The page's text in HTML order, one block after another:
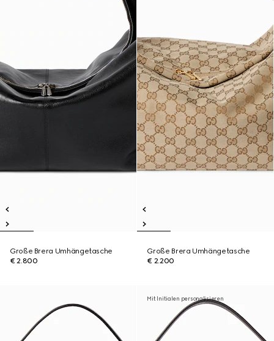
Große Brera Umhängetasche
€ 2.800
Große Brera Umhängetasche
€ 2.200
Mit Initialen personalisieren